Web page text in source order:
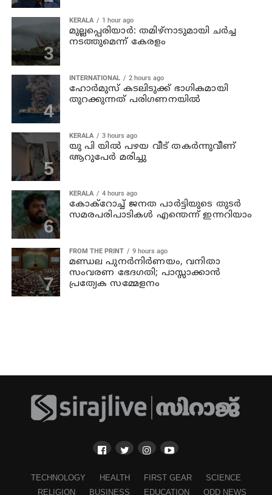
KERALA 1 hour ago
മുല്ലപ്പെരിയാര്‍: തമിഴ്‌നാടുമായി ചര്‍ച്ച
നടത്തുമെന്ന് കേരളം
INTERNATIONAL 2 hours ago
ഹോര്‍മുസ് കടലിടുക്ക് ഭാഗികമായി
തുറക്കുന്നത് പരിഗണനയില്‍
KERALA 3 hours ago
യു പി യില്‍ പഴയ വീട് തകര്‍ന്നുവീണ്
ആറുപേര്‍ മരിച്ചു
KERALA 4 hours ago
കോക്റോച്ച് ജനത പാര്‍ട്ടിയുടെ തുടര്‍
സമരപരിപാടികള്‍ എന്തെന്ന് ഇന്നറിയാം
FROM THE PRINT 9 hours ago
മണ്ഡല പുനർനിർണയം, വനിതാ
സംവരണ ഭേദഗതി; പാസ്സാക്കാൻ
പ്രത്യേക സമ്മേളനം
TECHNOLOGY HEALTH FIRST GEAR
SCIENCE
RELIGION
BUSINESS EDUCATION ODD NEWS